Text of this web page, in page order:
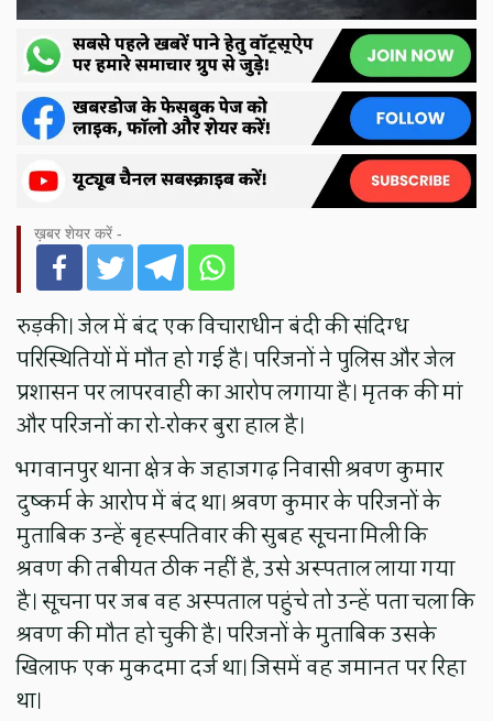
ख़बर शेयर करें -
रुड़की। जेल में बंद एक विचाराधीन बंदी की संदिग्ध
परिस्थितियों में मौत हो गई है। परिजनों ने पुलिस और जेल
प्रशासन पर लापरवाही का आरोप लगाया है। मृतक की मां
और परिजनों का रो-रोकर बुरा हाल है।
भगवानपुर थाना क्षेत्र के जहाजगढ़ निवासी श्रवण कुमार
दुष्कर्म के आरोप में बंद था। श्रवण कुमार के परिजनों के
मुताबिक उन्हें बृहस्पतिवार की सुबह सूचना मिली कि
श्रवण की तबीयत ठीक नहीं है, उसे अस्पताल लाया गया
है। सूचना पर जब वह अस्पताल पहुंचे तो उन्हें पता चला कि
श्रवण की मौत हो चुकी है। परिजनों के मुताबिक उसके
खिलाफ एक मुकदमा दर्ज था। जिसमें वह जमानत पर रिहा
था।